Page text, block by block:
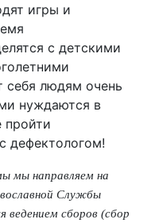
игры и
с детскими
себя людям очень
нуждаются в
дефектологом!
мы направляем на
Службы
сборов (сбор